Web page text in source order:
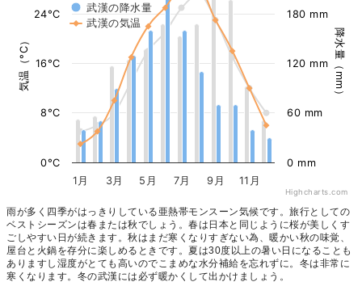
気温（°C） 降水量（mm）
武漢の降水量
武漢の気温
1月 3月 5月 7月 9月 11月
0°C
8°C
16°C
24°C
0 mm
60 mm
120 mm
180 mm
Highcharts.com
雨が多く四季がはっきりしている亜熱帯モンスーン気候です。旅行としての
ベストシーズンは春または秋でしょう。春は日本と同じように桜が美しくす
ごしやすい日が続きます。秋はまだ寒くなりすぎない為、暖かい秋の味覚、
屋台と火鍋を存分に楽しめるときです。夏は30度以上の暑い日になることも
ありますし湿度がとても高いのでこまめな水分補給を忘れずに。冬は非常に
寒くなります。冬の武漢には必ず暖かくして出かけましょう。